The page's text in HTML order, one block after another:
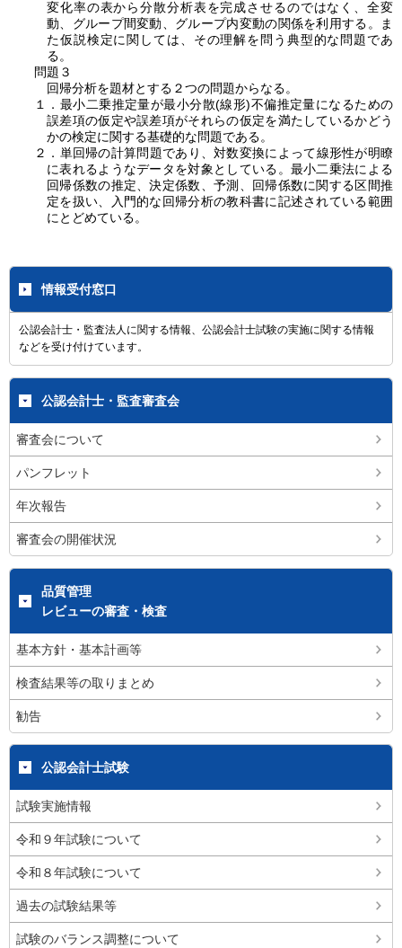
変化率の表から分散分析表を完成させるのではなく、全変
動、グループ間変動、グループ内変動の関係を利用する。ま
た仮説検定に関しては、その理解を問う典型的な問題であ
る。
問題３
回帰分析を題材とする２つの問題からなる。
１．最小二乗推定量が最小分散(線形)不偏推定量になるための
誤差項の仮定や誤差項がそれらの仮定を満たしているかどう
かの検定に関する基礎的な問題である。
２．単回帰の計算問題であり、対数変換によって線形性が明瞭
に表れるようなデータを対象としている。最小二乗法による
回帰係数の推定、決定係数、予測、回帰係数に関する区間推
定を扱い、入門的な回帰分析の教科書に記述されている範囲
にとどめている。
情報受付窓口
公認会計士・監査法人に関する情報、公認会計士試験の実施に関する情報
などを受け付けています。
公認会計士・監査審査会
審査会について
パンフレット
年次報告
審査会の開催状況
品質管理
レビューの審査・検査
基本方針・基本計画等
検査結果等の取りまとめ
勧告
公認会計士試験
試験実施情報
令和９年試験について
令和８年試験について
過去の試験結果等
試験のバランス調整について